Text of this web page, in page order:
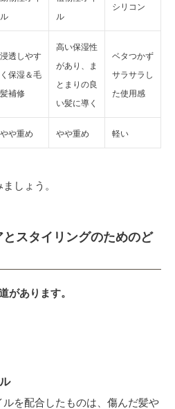
ル
ル
シリコン
浸透しやす
く保湿＆毛
髪補修
高い保湿性
があり、ま
とまりの良
い髪に導く
ベタつかず
サラサラし
た使用感
やや重め やや重め 軽い
しょう。
スタイリングのためのど
があります。
を配合したものは、傷んだ髪や